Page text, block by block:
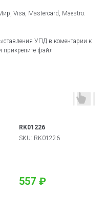
Visa, Mastercard, Maestro.
УПД в коментарии к
прикрепите файл
RK01226
SKU: RK01226
557 ₽